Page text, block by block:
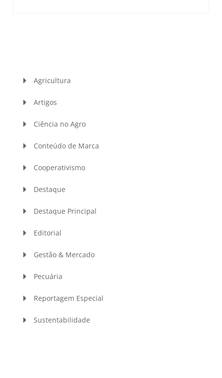
Agricultura
Artigos
Ciência no Agro
Conteúdo de Marca
Cooperativismo
Destaque
Destaque Principal
Editorial
Gestão & Mercado
Pecuária
Reportagem Especial
Sustentabilidade